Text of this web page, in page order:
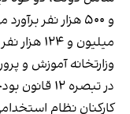
و ۵۰۰ هزار نفر
وزارتخانه آموزش و
کارکنان نظام